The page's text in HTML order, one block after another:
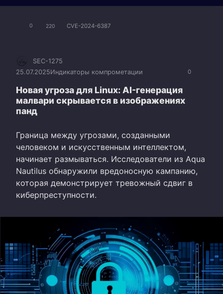
0 220 CVE-2024-6387
0
SEC-1275
25.07.2025Индикаторы компрометации
Новая угроза для Linux: AI-генерация
малвари скрывается в изображениях
панд
Граница между угрозами, созданными
человеком и искусственным интеллектом,
начинает размываться. Исследователи из Aqua
Nautilus обнаружили вредоносную кампанию,
которая демонстрирует тревожный сдвиг в
киберпреступности.